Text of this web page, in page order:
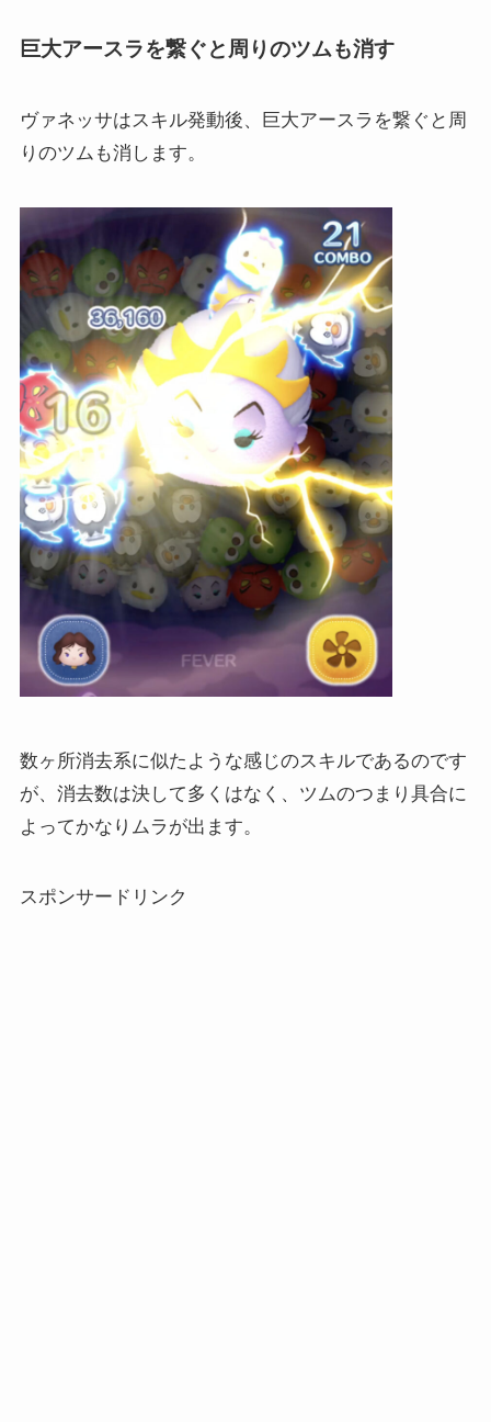
巨大アースラを繋ぐと周りのツムも消す
ヴァネッサはスキル発動後、巨大アースラを繋ぐと周
りのツムも消します。
数ヶ所消去系に似たような感じのスキルであるのです
が、消去数は決して多くはなく、ツムのつまり具合に
よってかなりムラが出ます。
スポンサードリンク